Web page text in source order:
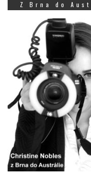
Z Brna do